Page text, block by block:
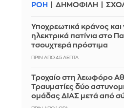
ΡΟΗ ΔΗΜΟΦΙΛΗ
Υποχρεωτικά κράνος και
ηλεκτρικά πατίνια στο
τσουχτερά πρόστιμα
ΠΡΙΝ ΑΠΌ 45 ΛΕΠΤΆ
Τροχαίο στη λεωφόρο
Τραυματίες δύο
ομάδας ΔΙΑΣ μετά από